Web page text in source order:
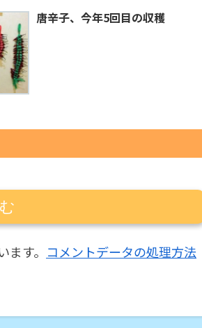
唐辛子、今年5回目の収穫
す。 コメントデータの処理方法